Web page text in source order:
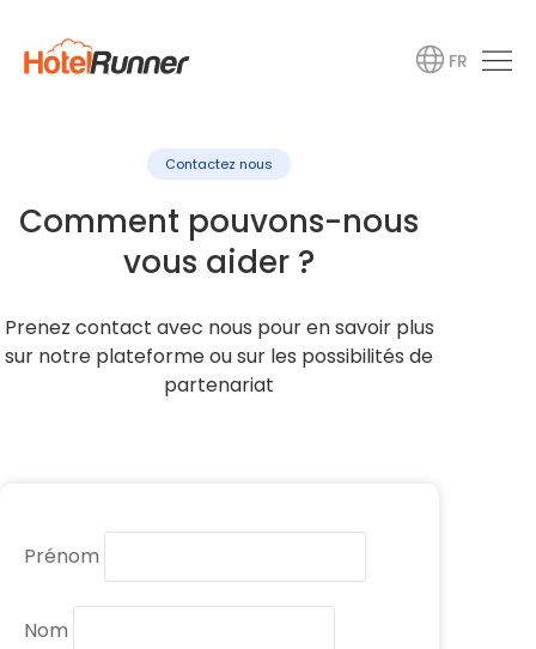
FR
Contactez nous
Comment pouvons-nous
vous aider ?
Prenez contact avec nous pour en savoir plus
sur notre plateforme ou sur les possibilités de
partenariat
Prénom
Nom